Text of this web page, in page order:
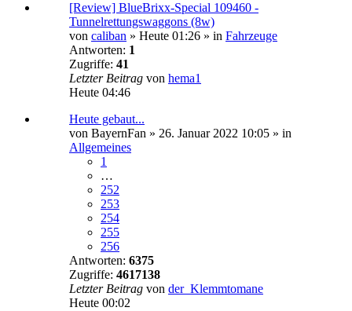
[Review] BlueBrixx-Special 109460 -
Tunnelrettungswaggons (8w)
von caliban » Heute 01:26 » in Fahrzeuge
Antworten: 1
Zugriffe: 41
Letzter Beitrag von hema1
Heute 04:46
Heute gebaut...
von BayernFan » 26. Januar 2022 10:05 » in
Allgemeines
1
…
252
253
254
255
256
Antworten: 6375
Zugriffe: 4617138
Letzter Beitrag von der_Klemmtomane
Heute 00:02